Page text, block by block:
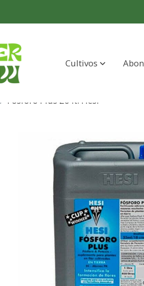
Cultivos
Fosforo Plus 20 lt. Hesi